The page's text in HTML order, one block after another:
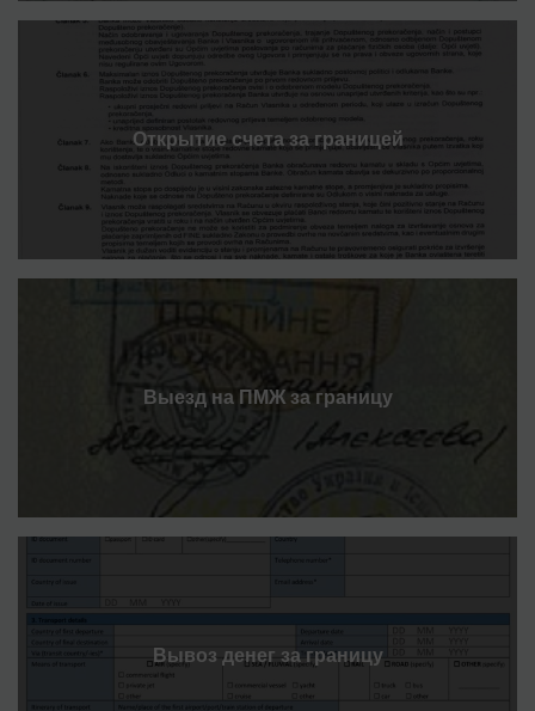
Открытие счета за границей
Выезд на ПМЖ за границу
Вывоз денег за границу